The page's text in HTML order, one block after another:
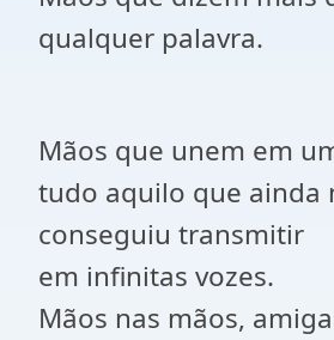
qualquer palavra.
Mãos que unem em
tudo aquilo que ainda
conseguiu transmitir
em infinitas vozes.
Mãos nas mãos,